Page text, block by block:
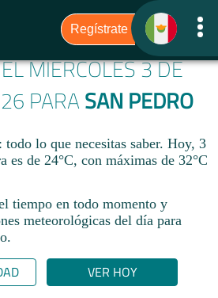
MIÉRCOLES 3 DE
PARA SAN PEDRO
lo que necesitas saber. Hoy, 3
es de 24°C, con máximas de 32°C
tiempo en todo momento y
meteorológicas del día para
VER HOY